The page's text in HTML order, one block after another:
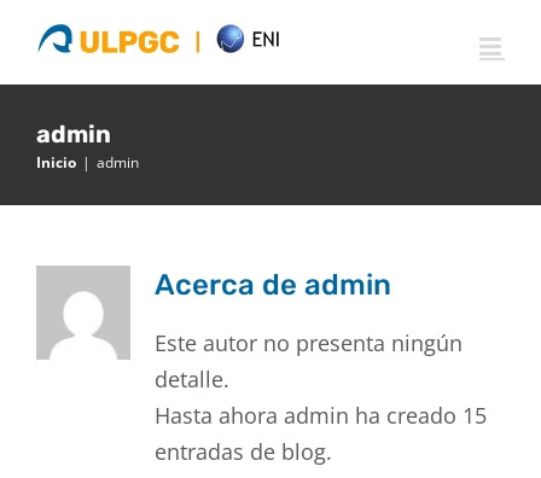
Saltar
contenido
admin
Inicio | admin
Acerca de admin
Este autor no presenta ningún
detalle.
Hasta ahora admin ha creado 15
entradas de blog.